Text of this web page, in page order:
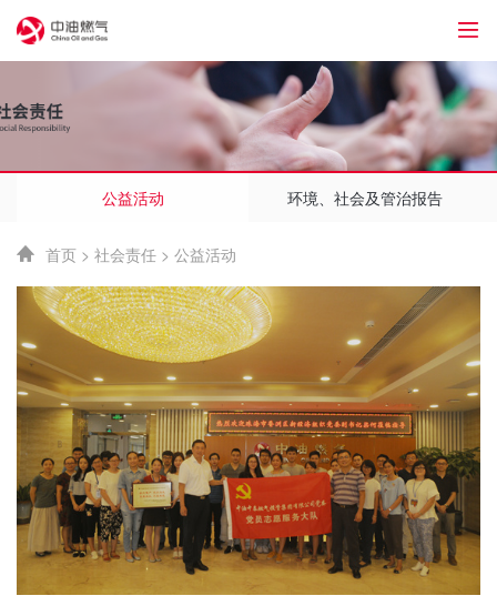
公益活动 环境、社会及管治报告
首页 > 社会责任 > 公益活动